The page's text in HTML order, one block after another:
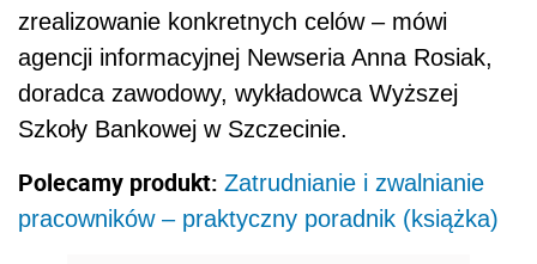
zrealizowanie konkretnych celów – mówi
agencji informacyjnej Newseria Anna Rosiak,
doradca zawodowy, wykładowca Wyższej
Szkoły Bankowej w Szczecinie.
Polecamy produkt: Zatrudnianie i zwalnianie
pracowników – praktyczny poradnik (książka)